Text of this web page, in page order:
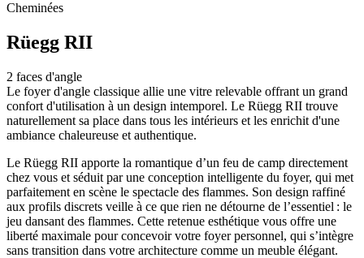
Cheminées
Rüegg RII
2 faces d'angle
Le foyer d'angle classique allie une vitre relevable offrant un grand
confort d'utilisation à un design intemporel. Le Rüegg RII trouve
naturellement sa place dans tous les intérieurs et les enrichit d'une
ambiance chaleureuse et authentique.
Le Rüegg RII apporte la romantique d’un feu de camp directement
chez vous et séduit par une conception intelligente du foyer, qui met
parfaitement en scène le spectacle des flammes. Son design raffiné
aux profils discrets veille à ce que rien ne détourne de l’essentiel : le
jeu dansant des flammes. Cette retenue esthétique vous offre une
liberté maximale pour concevoir votre foyer personnel, qui s’intègre
sans transition dans votre architecture comme un meuble élégant.